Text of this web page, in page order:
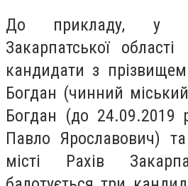
До прикладу, у
Закарпатської
кандидати з прізвищем
Богдан (чинний
Богдан (до 24.09.2019
Павло Ярославович)
місті Рахів